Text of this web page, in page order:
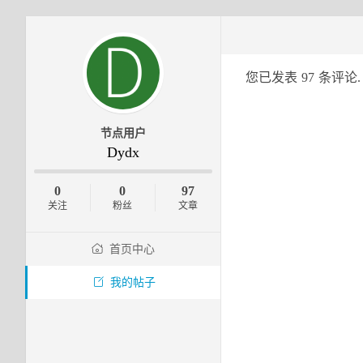
节点用户
Dydx
0
关注
0
粉丝
97
文章
首页中心
我的帖子
您已发表 97 条评论.